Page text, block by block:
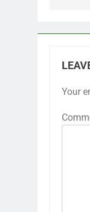
Your